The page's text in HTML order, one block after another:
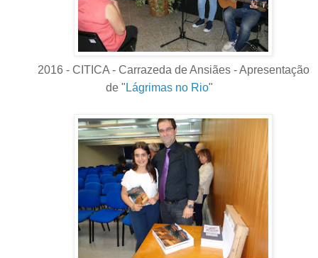
2016 - CITICA - Carrazeda de Ansiães - Apresentação
de " Lágrimas no Rio"